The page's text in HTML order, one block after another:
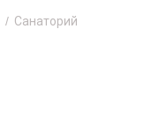
Санаторий